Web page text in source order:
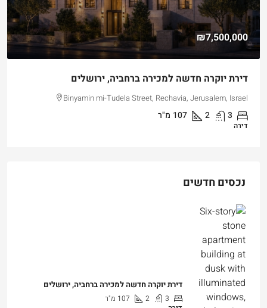
₪5,280,000
עליית גג גדולה
Rachel Imenu Street, Jerusalem, Israel
דירת יוקרה חדשה למכירה ברחביה, ירושלים